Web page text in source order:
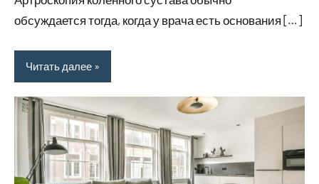
обсуждается тогда, когда у врача есть основания […]
Читать далее